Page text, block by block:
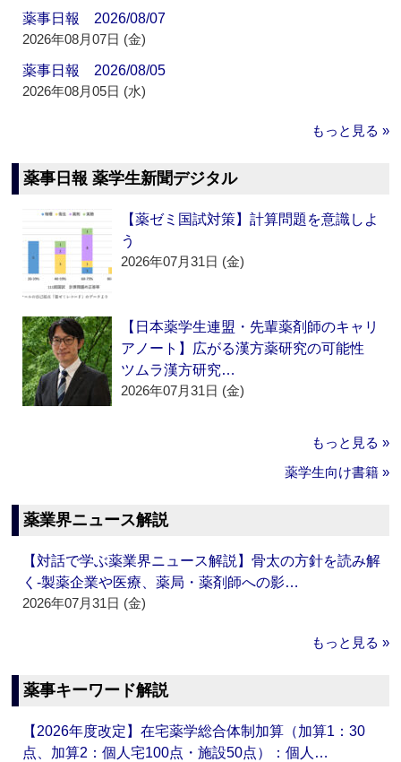
薬事日報 2026/08/07
2026年08月07日 (金)
薬事日報 2026/08/05
2026年08月05日 (水)
もっと見る »
薬事日報 薬学生新聞デジタル
【薬ゼミ国試対策】計算問題を意識しよ
う
2026年07月31日 (金)
【日本薬学生連盟・先輩薬剤師のキャリ
アノート】広がる漢方薬研究の可能性
ツムラ漢方研究…
2026年07月31日 (金)
もっと見る »
薬学生向け書籍 »
薬業界ニュース解説
【対話で学ぶ薬業界ニュース解説】骨太の方針を読み解
く‐製薬企業や医療、薬局・薬剤師への影…
2026年07月31日 (金)
もっと見る »
薬事キーワード解説
【2026年度改定】在宅薬学総合体制加算（加算1：30
点、加算2：個人宅100点・施設50点）：個人…